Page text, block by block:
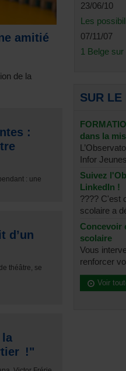
amitié
de la
:
: une
d’un
théâtre, se
la
!"
23/06/10
Les
07/11/07
1 Belge
SUR LE
dans la
Infor
Suivez
LinkedIn !
???? C'est
scolaire a
Concevoir
scolaire
Vous
renforcer
Voir